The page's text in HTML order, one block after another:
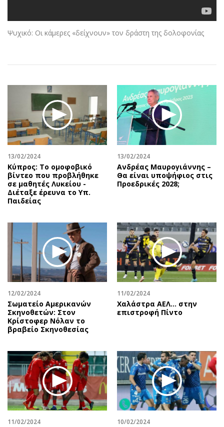
Κύπρος
Ελλάδα
Κληρώσεις Allwyn
Οικονομία
Real Estate
Επιχειρήσεις
Αγορές
Money Review
AstroBank Properties
Trends
Ενέργεια
Ελλάδα
Κόσμος
Παράξενα
Πολιτισμός
Θέατρο-Χορός
Μουσική
Βιβλίο
Χειρόγραφα
Νέα
Κινητά-tablets
Αυτοκίνηση
Πολιτική
Οικονομία
Γενικά
Αναδρομές
Πρόσωπα
Περιβάλλον
Good Life
Ταξίδια
Συνταγές
Έξοδος
Media
Εκπομπές
Wine routes
Podcasts
Προσωπικότητες στην ''Κ''
Επιστολές
Ψυχικό: Οι κάμερες «δείχνουν» τον δράστη της δολοφονίας
13/02/2024
Κύπρος: Το ομοφοβικό
βίντεο που προβλήθηκε
σε μαθητές Λυκείου -
Διέταξε έρευνα το Υπ.
Παιδείας
13/02/2024
Ανδρέας Μαυρογιάννης –
Θα είναι υποψήφιος στις
Προεδρικές 2028;
12/02/2024
Σωματείο Αμερικανών
Σκηνοθετών: Στον
Κρίστοφερ Νόλαν το
βραβείο Σκηνοθεσίας
11/02/2024
Χαλάστρα ΑΕΛ... στην
επιστροφή Πίντο
11/02/2024 10/02/2024